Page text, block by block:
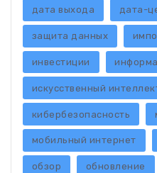
дата выхода дата-
защита данных
инвестиции
искусственный
кибербезопасность
мобильный интернет
обзор обновление